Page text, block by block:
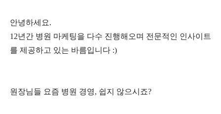
안녕하세요.
12년간 병원 마케팅을 다수 진행해오며 전문적인 인사이트
를 제공하고 있는 바름입니다 :)
원장님들 요즘 병원 경영, 쉽지 않으시죠?